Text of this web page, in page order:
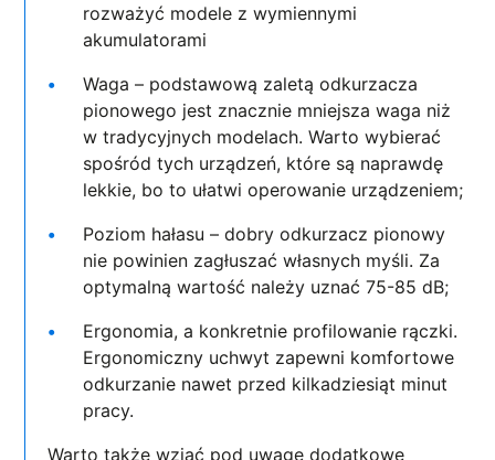
rozważyć modele z wymiennymi
akumulatorami
Waga – podstawową zaletą odkurzacza
pionowego jest znacznie mniejsza waga niż
w tradycyjnych modelach. Warto wybierać
spośród tych urządzeń, które są naprawdę
lekkie, bo to ułatwi operowanie urządzeniem;
Poziom hałasu – dobry odkurzacz pionowy
nie powinien zagłuszać własnych myśli. Za
optymalną wartość należy uznać 75-85 dB;
Ergonomia, a konkretnie profilowanie rączki.
Ergonomiczny uchwyt zapewni komfortowe
odkurzanie nawet przed kilkadziesiąt minut
pracy.
Warto także wziąć pod uwagę dodatkowe